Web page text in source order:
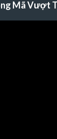
Mã Vượt